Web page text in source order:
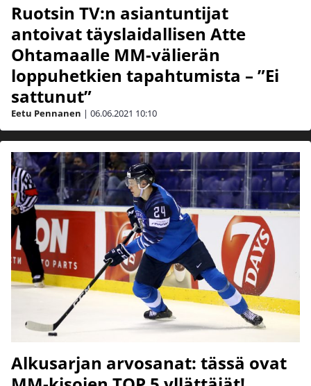
Ruotsin TV:n asiantuntijat
antoivat täyslaidallisen Atte
Ohtamaalle MM-välierän
loppuhetkien tapahtumista – ”Ei
sattunut”
Eetu Pennanen | 06.06.2021 10:10
Alkusarjan arvosanat: tässä ovat